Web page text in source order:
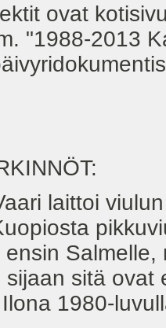
ovat
"1988-2013
laittoi viulun
sitä ovat
1980-